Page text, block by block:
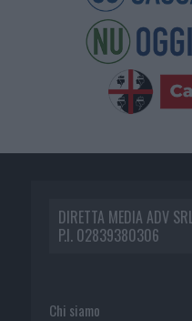
DIRETTA MEDIA ADV SRL
P.I. 02839380306
Chi siamo